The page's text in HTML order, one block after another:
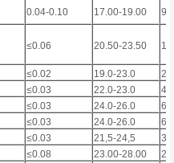
0.04-0.10 17.00-19.00
≤0.06 20.50-23.50
≤0.02 19.0-23.0
≤0.03 22.0-23.0
≤0.03 24.0-26.0
≤0.03 24.0-26.0
≤0.03 21,5-24,5
≤0.08 23.00-28.00